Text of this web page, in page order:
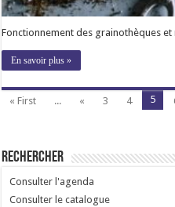
Fonctionnement des grainothèques
En savoir plus »
« First ... « 3 4 5
Rechercher
Consulter l'agenda
Consulter le catalogue